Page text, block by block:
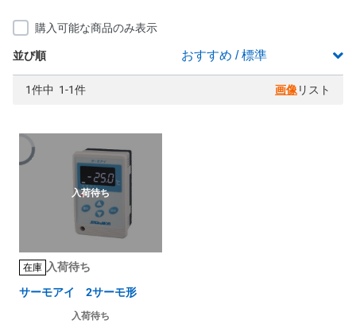
購入可能な商品のみ表示
並び順
1件中 1-1件 画像リスト
入荷待ち
在庫 入荷待ち
サーモアイ 2サーモ形
入荷待ち